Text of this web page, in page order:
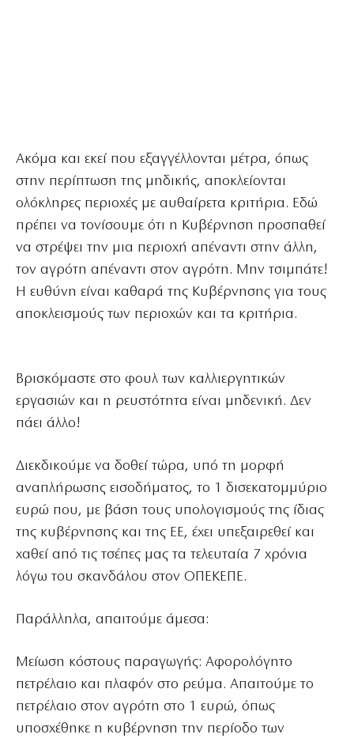
Ακόμα και εκεί που εξαγγέλλονται μέτρα, όπως
στην περίπτωση της μηδικής, αποκλείονται
ολόκληρες περιοχές με αυθαίρετα κριτήρια. Εδώ
πρέπει να τονίσουμε ότι η Κυβέρνηση προσπαθεί
να στρέψει την μια περιοχή απέναντι στην άλλη,
τον αγρότη απέναντι στον αγρότη. Μην τσιμπάτε!
Η ευθύνη είναι καθαρά της Κυβέρνησης για τους
αποκλεισμούς των περιοχών και τα κριτήρια.
Βρισκόμαστε στο φουλ των καλλιεργητικών
εργασιών και η ρευστότητα είναι μηδενική. Δεν
πάει άλλο!
Διεκδικούμε να δοθεί τώρα, υπό τη μορφή
αναπλήρωσης εισοδήματος, το 1 δισεκατομμύριο
ευρώ που, με βάση τους υπολογισμούς της ίδιας
της κυβέρνησης και της ΕΕ, έχει υπεξαιρεθεί και
χαθεί από τις τσέπες μας τα τελευταία 7 χρόνια
λόγω του σκανδάλου στον ΟΠΕΚΕΠΕ.
Παράλληλα, απαιτούμε άμεσα:
Μείωση κόστους παραγωγής: Αφορολόγητο
πετρέλαιο και πλαφόν στο ρεύμα. Απαιτούμε το
πετρέλαιο στον αγρότη στο 1 ευρώ, όπως
υποσχέθηκε η κυβέρνηση την περίοδο των